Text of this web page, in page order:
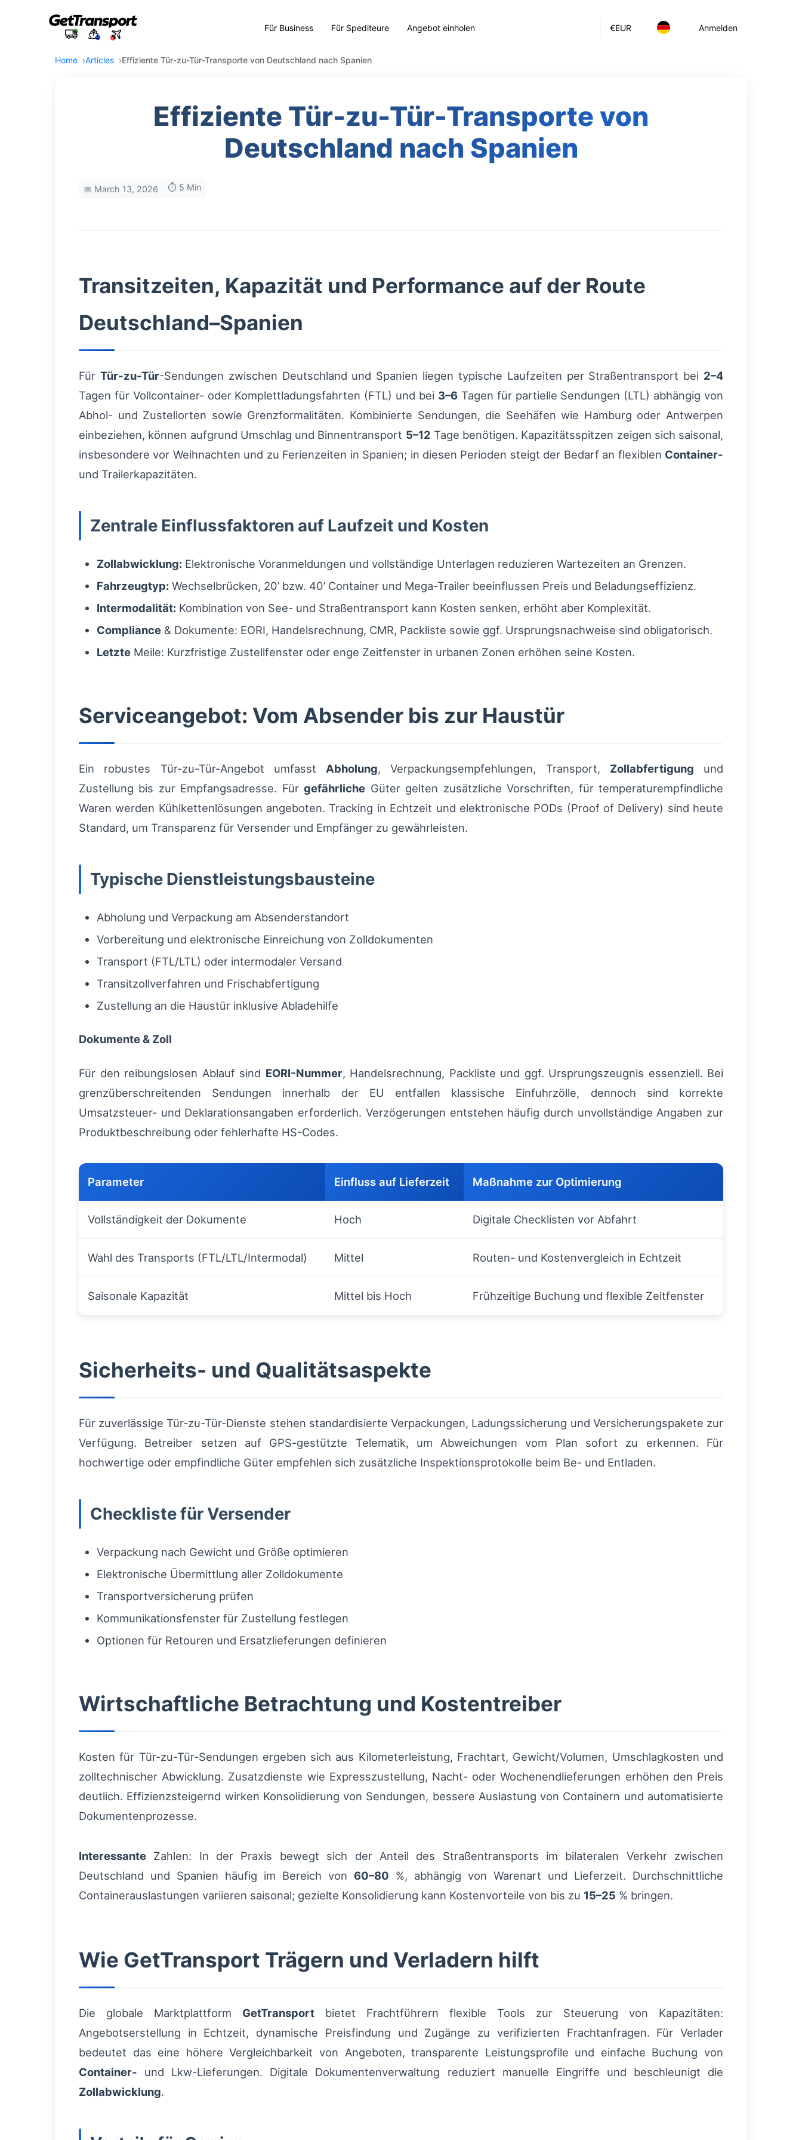
€EUR Anmelden
Für Business Für Spediteure Angebot einholen
Home Articles Effiziente Tür-zu-Tür-Transporte von Deutschland nach Spanien
Effiziente Tür-zu-Tür-Transporte von
Deutschland nach Spanien
📅 March 13, 2026 ⏱️ 5 Min
Transitzeiten, Kapazität und Performance auf der Route
Deutschland–Spanien
Für Tür-zu-Tür-Sendungen zwischen Deutschland und Spanien liegen typische Laufzeiten per Straßentransport bei 2–4
Tagen für Vollcontainer- oder Komplettladungsfahrten (FTL) und bei 3–6Tagen für partielle Sendungen (LTL) abhängig von
Abhol- und Zustellorten sowie Grenzformalitäten. Kombinierte Sendungen, die Seehäfen wie Hamburg oder Antwerpen
einbeziehen, können aufgrund Umschlag und Binnentransport 5–12 Tage benötigen. Kapazitätsspitzen zeigen sich saisonal,
insbesondere vor Weihnachten und zu Ferienzeiten in Spanien; in diesen Perioden steigt der Bedarf an flexiblen Container-
und Trailerkapazitäten.
Zentrale Einflussfaktoren auf Laufzeit und Kosten
Zollabwicklung: Elektronische Voranmeldungen und vollständige Unterlagen reduzieren Wartezeiten an Grenzen.
Fahrzeugtyp: Wechselbrücken, 20’ bzw. 40’ Container und Mega-Trailer beeinflussen Preis und Beladungseffizienz.
Intermodalität: Kombination von See- und Straßentransport kann Kosten senken, erhöht aber Komplexität.
Compliance & Dokumente: EORI, Handelsrechnung, CMR, Packliste sowie ggf. Ursprungsnachweise sind obligatorisch.
Letzte Meile: Kurzfristige Zustellfenster oder enge Zeitfenster in urbanen Zonen erhöhen seine Kosten.
Serviceangebot: Vom Absender bis zur Haustür
Ein robustes Tür-zu-Tür-Angebot umfasst Abholung, Verpackungsempfehlungen, Transport, Zollabfertigung und
Zustellung bis zur Empfangsadresse. Fürgefährliche Güter gelten zusätzliche Vorschriften, für temperaturempfindliche
Waren werden Kühlkettenlösungen angeboten. Tracking in Echtzeit und elektronische PODs (Proof of Delivery) sind heute
Standard, um Transparenz für Versender und Empfänger zu gewährleisten.
Typische Dienstleistungsbausteine
Abholung und Verpackung am Absenderstandort
Vorbereitung und elektronische Einreichung von Zolldokumenten
Transport (FTL/LTL) oder intermodaler Versand
Transitzollverfahren und Frischabfertigung
Zustellung an die Haustür inklusive Abladehilfe
Dokumente & Zoll
Für den reibungslosen Ablauf sind EORI-Nummer, Handelsrechnung, Packliste und ggf. Ursprungszeugnis essenziell. Bei
grenzüberschreitenden Sendungen innerhalb der EU entfallen klassische Einfuhrzölle, dennoch sind korrekte
Umsatzsteuer- und Deklarationsangaben erforderlich. Verzögerungen entstehen häufig durch unvollständige Angaben zur
Produktbeschreibung oder fehlerhafte HS-Codes.
Parameter Einfluss auf Lieferzeit Maßnahme zur Optimierung
Vollständigkeit der Dokumente Hoch Digitale Checklisten vor Abfahrt
Wahl des Transports (FTL/LTL/Intermodal) Mittel Routen- und Kostenvergleich in Echtzeit
Saisonale Kapazität Mittel bis Hoch Frühzeitige Buchung und flexible Zeitfenster
Sicherheits- und Qualitätsaspekte
Für zuverlässige Tür-zu-Tür-Dienste stehen standardisierte Verpackungen, Ladungssicherung und Versicherungspakete zur
Verfügung. Betreiber setzen auf GPS-gestützte Telematik, um Abweichungen vom Plan sofort zu erkennen. Für
hochwertige oder empfindliche Güter empfehlen sich zusätzliche Inspektionsprotokolle beim Be- und Entladen.
Checkliste für Versender
Verpackung nach Gewicht und Größe optimieren
Elektronische Übermittlung aller Zolldokumente
Transportversicherung prüfen
Kommunikationsfenster für Zustellung festlegen
Optionen für Retouren und Ersatzlieferungen definieren
Wirtschaftliche Betrachtung und Kostentreiber
Kosten für Tür-zu-Tür-Sendungen ergeben sich aus Kilometerleistung, Frachtart, Gewicht/Volumen, Umschlagkosten und
zolltechnischer Abwicklung. Zusatzdienste wie Expresszustellung, Nacht- oder Wochenendlieferungen erhöhen den Preis
deutlich. Effizienzsteigernd wirken Konsolidierung von Sendungen, bessere Auslastung von Containern und automatisierte
Dokumentenprozesse.
Interessante Zahlen: In der Praxis bewegt sich der Anteil des Straßentransports im bilateralen Verkehr zwischen
Deutschland und Spanien häufig im Bereich von 60–80 %, abhängig von Warenart und Lieferzeit. Durchschnittliche
Containerauslastungen variieren saisonal; gezielte Konsolidierung kann Kostenvorteile von bis zu 15–25 % bringen.
Wie GetTransport Trägern und Verladern hilft
Die globale Marktplattform GetTransport bietet Frachtführern flexible Tools zur Steuerung von Kapazitäten:
Angebotserstellung in Echtzeit, dynamische Preisfindung und Zugänge zu verifizierten Frachtanfragen. Für Verlader
bedeutet das eine höhere Vergleichbarkeit von Angeboten, transparente Leistungsprofile und einfache Buchung von
Container- und Lkw-Lieferungen. Digitale Dokumentenverwaltung reduziert manuelle Eingriffe und beschleunigt die
Zollabwicklung.